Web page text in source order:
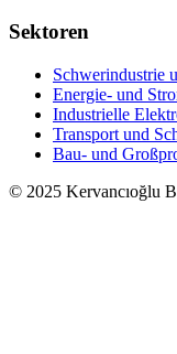
Sektoren
Schwerindustrie
Energie- und
Industrielle
Transport und
Bau- und
© 2025 Kervancıoğlu